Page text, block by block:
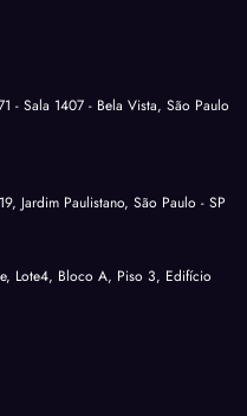
- Sala 1407 - Bela Vista, São Paulo
Jardim Paulistano, São Paulo - SP
Lote4, Bloco A, Piso 3, Edifício